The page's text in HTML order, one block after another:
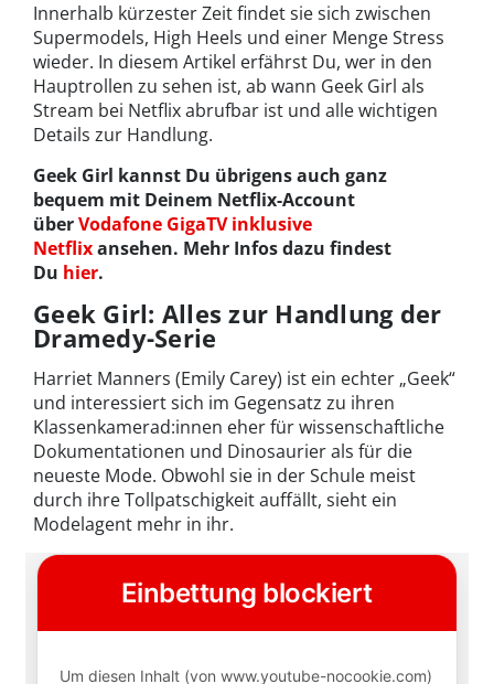
Innerhalb kürzester Zeit findet sie sich zwischen
Supermodels, High Heels und einer Menge Stress
wieder. In diesem Artikel erfährst Du, wer in den
Hauptrollen zu sehen ist, ab wann Geek Girl als
Stream bei Netflix abrufbar ist und alle wichtigen
Details zur Handlung.
Geek Girl kannst Du übrigens auch ganz
bequem mit Deinem Netflix-Account
überVodafone GigaTV inklusive
Netflixansehen. Mehr Infos dazu findest
Du hier.
Geek Girl: Alles zur Handlung der
Dramedy-Serie
Harriet Manners (Emily Carey) ist ein echter „Geek“
und interessiert sich im Gegensatz zu ihren
Klassenkamerad:innen eher für wissenschaftliche
Dokumentationen und Dinosaurier als für die
neueste Mode. Obwohl sie in der Schule meist
durch ihre Tollpatschigkeit auffällt, sieht ein
Modelagent mehr in ihr.